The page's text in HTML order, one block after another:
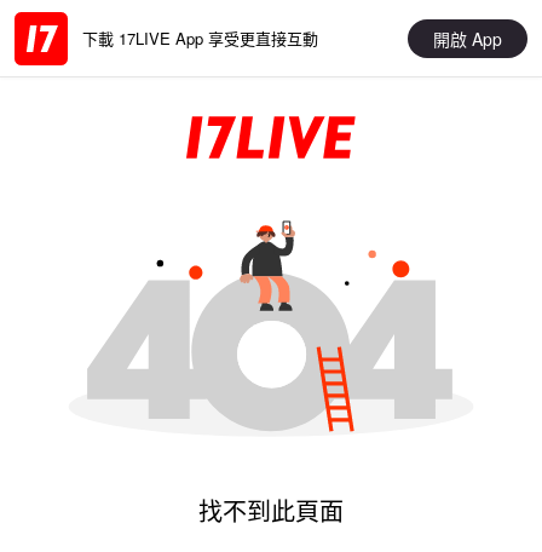
下載 17LIVE App 享受更直接互動 開啟 App
找不到此頁面